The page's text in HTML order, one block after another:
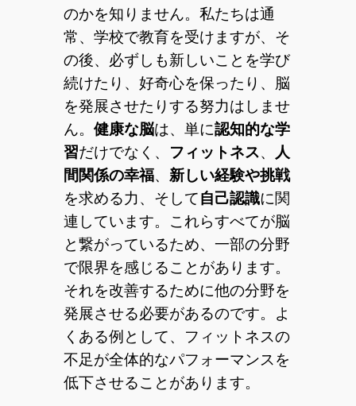
のかを知りません。私たちは通
常、学校で教育を受けますが、そ
の後、必ずしも新しいことを学び
続けたり、好奇心を保ったり、脳
を発展させたりする努力はしませ
ん。 健康な脳は、単に認知的な学
習だけでなく、 フィットネス、
人
間関係の幸福、 新しい経験や挑戦
を求める力、そして自己認識に関
連しています。これらすべてが脳
と繋がっているため、一部の分野
で限界を感じることがあります。
それを改善するために他の分野を
発展させる必要があるのです。よ
くある例として、フィットネスの
不足が全体的なパフォーマンスを
低下させることがあります。